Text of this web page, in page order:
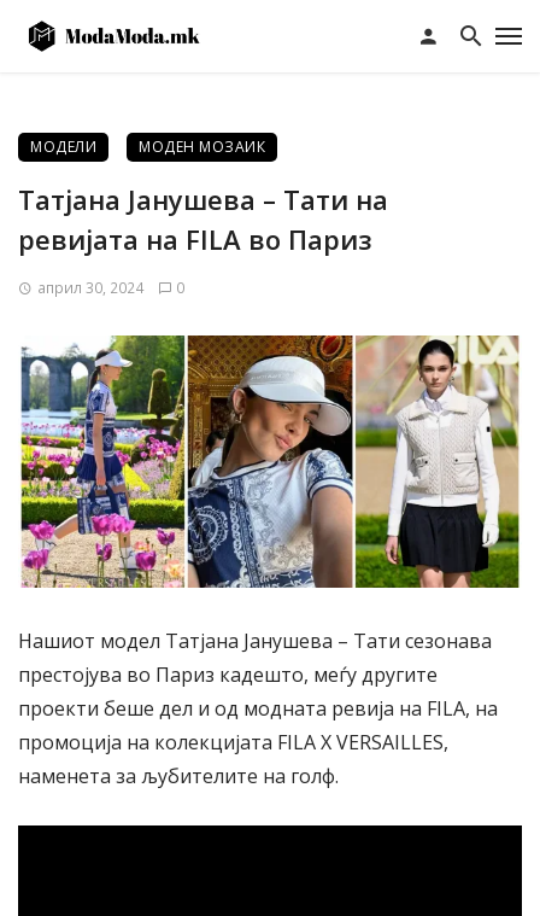
МОДЕЛИ МОДЕН МОЗАИК
Татјана Јанушева – Тати на
ревијата на FILA во Париз
април 30, 2024 0
Нашиот модел Татјана Јанушева – Тати сезонава
престојува во Париз кадешто, меѓу другите
проекти беше дел и од модната ревија на FILA, на
промоција на колекцијата FILA X VERSAILLES,
наменета за љубителите на голф.